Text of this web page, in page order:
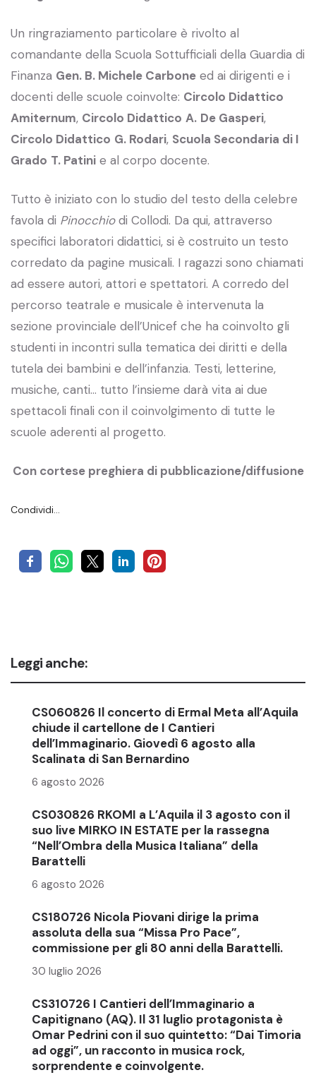
Un ringraziamento particolare è rivolto al
comandante della Scuola Sottufficiali della Guardia di
Finanza Gen. B. Michele Carbone ed ai dirigenti e i
docenti delle scuole coinvolte: Circolo Didattico
Amiternum, Circolo Didattico A. De Gasperi,
Circolo Didattico G. Rodari, Scuola Secondaria di I
Grado T. Patini e al corpo docente.
Tutto è iniziato con lo studio del testo della celebre
favola di Pinocchiodi Collodi. Da qui, attraverso
specifici laboratori didattici, si è costruito un testo
corredato da pagine musicali. I ragazzi sono chiamati
ad essere autori, attori e spettatori. A corredo del
percorso teatrale e musicale è intervenuta la
sezione provinciale dell’Unicef che ha coinvolto gli
studenti in incontri sulla tematica dei diritti e della
tutela dei bambini e dell’infanzia. Testi, letterine,
musiche, canti… tutto l’insieme darà vita ai due
spettacoli finali con il coinvolgimento di tutte le
scuole aderenti al progetto.
Con cortese preghiera di pubblicazione/diffusione
Condividi…
Leggi anche:
CS060826 Il concerto di Ermal Meta all’Aquila
chiude il cartellone de I Cantieri
dell’Immaginario. Giovedì 6 agosto alla
Scalinata di San Bernardino
6 agosto 2026
CS030826 RKOMI a L’Aquila il 3 agosto con il
suo live MIRKO IN ESTATE per la rassegna
“Nell’Ombra della Musica Italiana” della
Barattelli
6 agosto 2026
CS180726 Nicola Piovani dirige la prima
assoluta della sua “Missa Pro Pace”,
commissione per gli 80 anni della Barattelli.
30 luglio 2026
CS310726 I Cantieri dell’Immaginario a
Capitignano (AQ). Il 31 luglio protagonista è
Omar Pedrini con il suo quintetto: “Dai Timoria
ad oggi”, un racconto in musica rock,
sorprendente e coinvolgente.